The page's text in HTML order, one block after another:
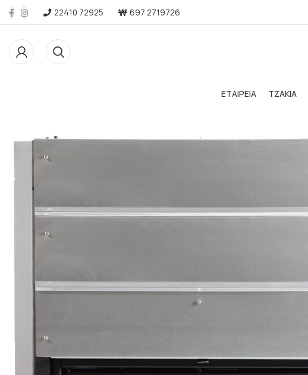
22410 72925 697 2719726
ΕΤΑΙΡΕΙΑ ΤΖΑΚΙΑ